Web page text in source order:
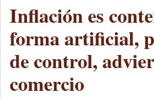
Inflación es
forma artificial,
de control,
comercio